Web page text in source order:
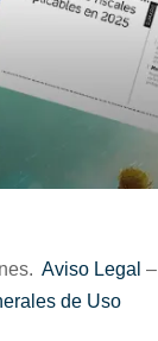
Aviso Legal –
de Uso